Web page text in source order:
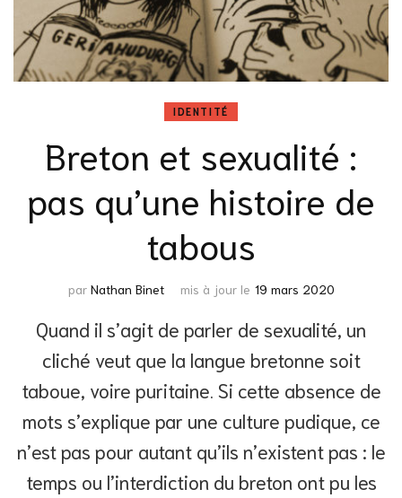
IDENTITÉ
Breton et sexualité :
pas qu’une histoire de
tabous
par Nathan Binet mis à jour le 19 mars 2020
Quand il s’agit de parler de sexualité, un
cliché veut que la langue bretonne soit
taboue, voire puritaine. Si cette absence de
mots s’explique par une culture pudique, ce
n’est pas pour autant qu’ils n’existent pas : le
temps ou l’interdiction du breton ont pu les